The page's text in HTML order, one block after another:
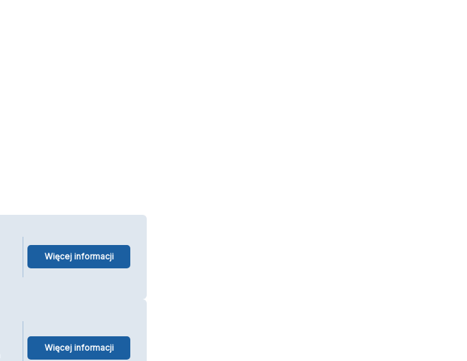
Więcej informacji
Więcej informacji